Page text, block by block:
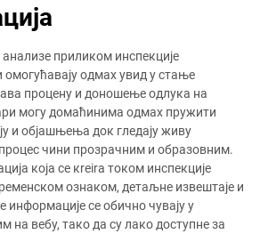
приликом инспекције
одмах увид у стање
процену и доношење одлука на
могу домаћинима одмах пружити
и објашњења док гледају живу
чини прозрачним и образовним.
која се кreira током инспекције
ознаком, детаљне извештаје и
се обично чувају у
на вебу, тако да су лако доступне за